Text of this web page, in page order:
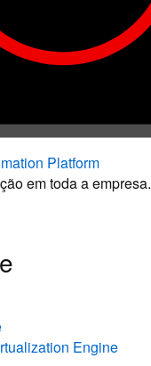
Platform
em toda a empresa.
Engine